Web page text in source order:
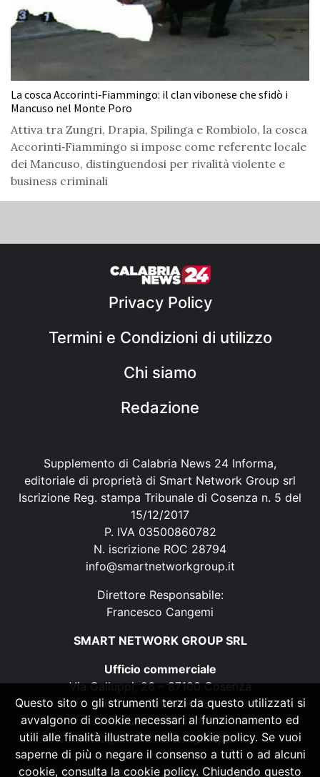
La cosca Accorinti‑Fiammingo: il clan vibonese che sfidò i
Mancuso nel Monte Poro
Attiva tra Zungri, Drapia, Spilinga e Rombiolo, la cosca
Accorinti‑Fiammingo si impose come referente locale
dei Mancuso, distinguendosi per rivalità violente e
business criminali
Privacy Policy
Termini e Condizioni di utilizzo
Chi siamo
Redazione
Supplemento di Calabria News 24 Informa,
editoriale di proprietà di Smart Network Group srl
Iscrizione Reg. stampa Tribunale di Cosenza n. 5 del
15/12/2017
P. IVA 03500860782
N. iscrizione ROC 28794
info@smartnetworkgroup.it
Direttore Responsabile:
Francesco Cangemi
SMART NETWORK GROUP SRL
Ufficio commerciale
Via Galluppi, 26 – 87100 Cosenza
P. IVA 03500860782
N. iscrizione ROC 28794
info@smartnetworkgroup.it
Questo sito o gli strumenti terzi da questo utilizzati si
avvalgono di cookie necessari al funzionamento ed
utili alle finalità illustrate nella cookie policy. Se vuoi
saperne di più o negare il consenso a tutti o ad alcuni
cookie, consulta la cookie policy. Chiudendo questo